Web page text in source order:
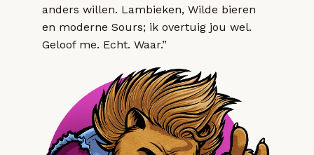
anders willen. Lambieken, Wilde bieren
en moderne Sours; ik overtuig jou wel.
Geloof me. Echt. Waar.”